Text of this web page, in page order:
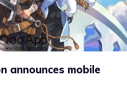
announces mobile